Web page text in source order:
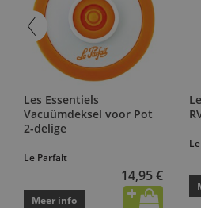
Les Essentiels
Vacuümdeksel voor Pot
2-delige
Le Parfait
14,95 €
Meer info